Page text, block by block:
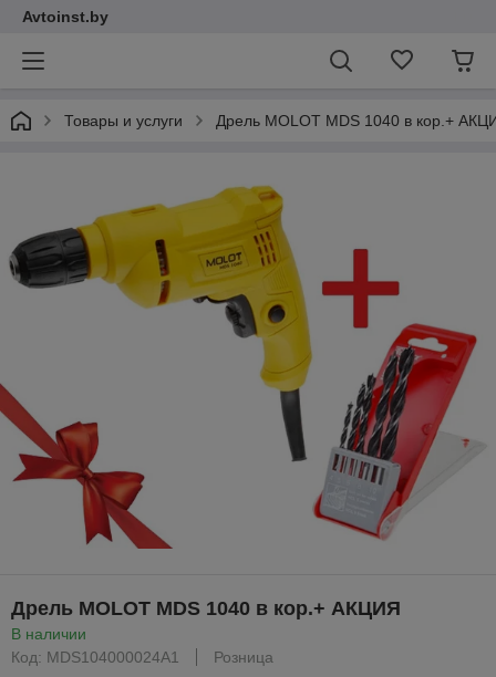
Avtoinst.by
Товары и услуги Дрель MOLOT MDS 1040 в кор.+
Дрель MOLOT MDS 1040 в кор.+ АКЦИЯ
В наличии
Код: MDS104000024A1
Розница